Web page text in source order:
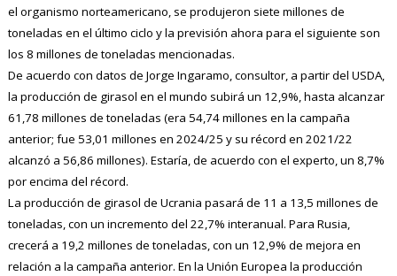
el organismo norteamericano, se produjeron siete millones de
toneladas en el último ciclo y la previsión ahora para el siguiente son
los 8 millones de toneladas mencionadas.
De acuerdo con datos de Jorge Ingaramo, consultor, a partir del USDA,
la producción de girasol en el mundo subirá un 12,9%, hasta alcanzar
61,78 millones de toneladas (era 54,74 millones en la campaña
anterior; fue 53,01 millones en 2024/25 y su récord en 2021/22
alcanzó a 56,86 millones). Estaría, de acuerdo con el experto, un 8,7%
por encima del récord.
La producción de girasol de Ucrania pasará de 11 a 13,5 millones de
toneladas, con un incremento del 22,7% interanual. Para Rusia,
crecerá a 19,2 millones de toneladas, con un 12,9% de mejora en
relación a la campaña anterior. En la Unión Europea la producción